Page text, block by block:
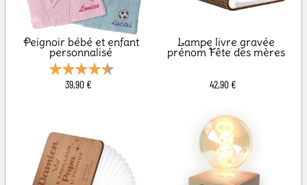
Peignoir bébé et enfant
personnalisé
39,90 €
Lampe livre gravée
prénom Fête des mères
42,90 €